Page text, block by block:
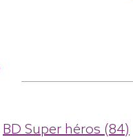
BD Super héros (84)